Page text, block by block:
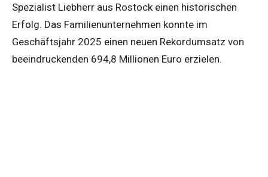
Spezialist Liebherr aus Rostock einen historischen
Erfolg. Das Familienunternehmen konnte im
Geschäftsjahr 2025 einen neuen Rekordumsatz von
beeindruckenden 694,8 Millionen Euro erzielen.